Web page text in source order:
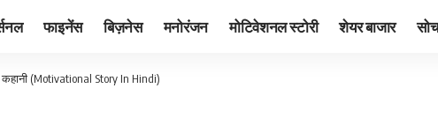
फाइनेंस बिज़नेस मनोरंजन मोटिवेशनल स्टोरी शेयर बाजार
(Motivational Story In Hindi)